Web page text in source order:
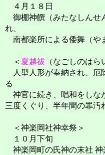
４月１８日
御棚神饌（みたなしんせ
れ、
南都楽所による倭舞（や
＜ 夏越祓 （なごしのはら
人型人形が奉納され、厄
る
神官に続き、唱和をしな
三度くぐり、半年間の罪汚
＜神楽岡社神幸祭＞
１０月下旬
神楽岡町の氏神の末社 神